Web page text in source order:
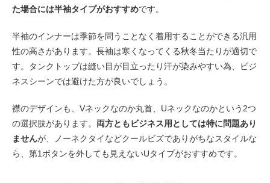
た場合には半袖タイプがおすすめです。
半袖のインナーは季節を問うことなく着用することができる汎用
性の高さがあります。長袖は寒くなってくる秋冬当たりが適切で
す。タンクトップは縫い目が目立ったり汗が染みやすい為、ビジ
ネスシーンでは避けた方が良いでしょう。
襟のデザインも、Vネックなのか丸首、Uネックなのかという2つ
の選択肢があります。 両方ともビジネス用としては特に問題あり
ませんが、ノーネクタイなどクールビズでありがちなスタイルな
ら、第1ボタンを外しても見えないUタイプがおすすめです。